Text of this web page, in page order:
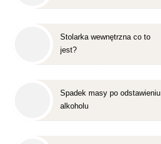
Stolarka wewnętrzna co to
jest?
Spadek masy po odstawieniu
alkoholu